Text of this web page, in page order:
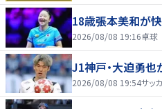
18歳張本美和が
2026/08/08 19:16卓球
J1神戸・大迫勇
2026/08/08 19:54サッ